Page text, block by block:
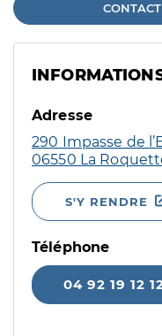
Adresse
290 Impasse de
06550 La
S'Y RENDRE
Téléphone
04 92 19 12